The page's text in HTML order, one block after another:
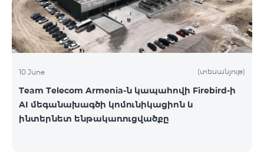
10 June (տեսանյութ)
Team Telecom Armenia-ն կապահովի Firebird-ի
AI մեգանախագծի կոմունիկացիոն և
ինտերնետ ենթակառուցվածքը